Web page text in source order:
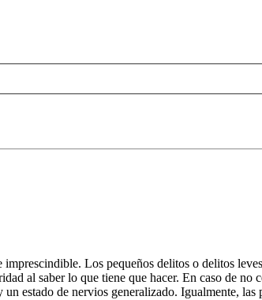
Los pequeños delitos o delitos
al saber lo que tiene que hacer. En caso de no
estado de nervios generalizado. Igualmente,